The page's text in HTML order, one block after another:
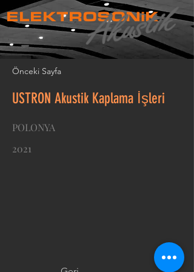
ELEKTROSONiK
Önceki Sayfa
USTRON Akustik Kaplama İşleri
POLONYA
2021